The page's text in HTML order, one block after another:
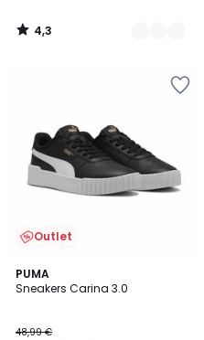
4,3
/
Outlet
PUMA
Sneakers Carina 3.0
48,99 €